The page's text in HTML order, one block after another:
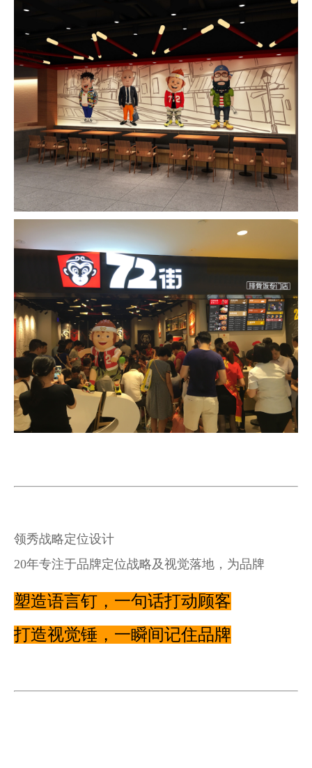
领秀战略定位设计
20年专注于品牌定位战略及视觉落地，为品牌
塑造语言钉，一句话打动顾客
打造视觉锤，一瞬间记住品牌